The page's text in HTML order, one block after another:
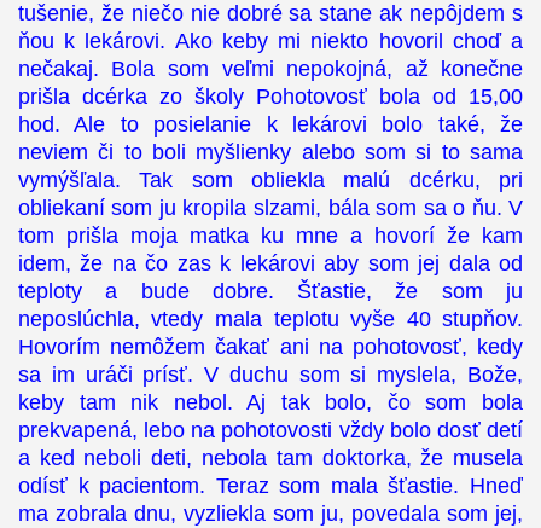
tušenie, že niečo nie dobré sa stane ak nepôjdem s
ňou k lekárovi. Ako keby mi niekto hovoril choď a
nečakaj. Bola som veľmi nepokojná, až konečne
prišla dcérka zo školy Pohotovosť bola od 15,00
hod. Ale to posielanie k lekárovi bolo také, že
neviem či to boli myšlienky alebo som si to sama
vymýšľala. Tak som obliekla malú dcérku, pri
obliekaní som ju kropila slzami, bála som sa o ňu. V
tom prišla moja matka ku mne a hovorí že kam
idem, že na čo zas k lekárovi aby som jej dala od
teploty a bude dobre. Šťastie, že som ju
neposlúchla, vtedy mala teplotu vyše 40 stupňov.
Hovorím nemôžem čakať ani na pohotovosť, kedy
sa im uráči prísť. V duchu som si myslela, Bože,
keby tam nik nebol. Aj tak bolo, čo som bola
prekvapená, lebo na pohotovosti vždy bolo dosť detí
a ked neboli deti, nebola tam doktorka, že musela
odísť k pacientom. Teraz som mala šťastie. Hneď
ma zobrala dnu, vyzliekla som ju, povedala som jej,